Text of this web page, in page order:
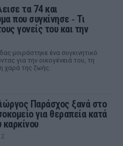
τα 74 και
που συγκίνησε ‑ Τι
γονείς του και την
μοιράστηκε ένα συγκινητικό
για την οικογένειά του, τη
χαρά της ζωής.
Παράσχος ξανά στο
για θεραπεία κατά
καρκίνου